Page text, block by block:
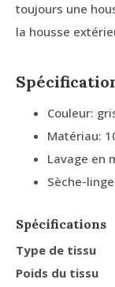
toujours une
la housse
Couleur:
Matériau:
Lavage en
Sèche-
Spécifications
Type de tissu
Poids du tissu